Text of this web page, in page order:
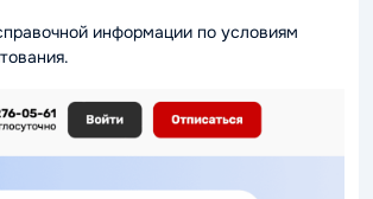
информации по условиям